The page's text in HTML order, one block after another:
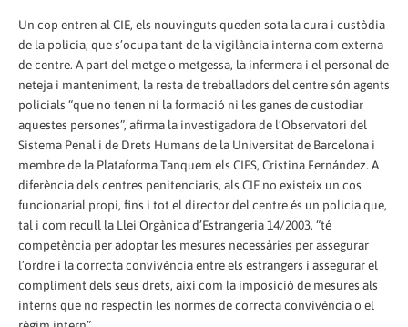
Un cop entren al CIE, els nouvinguts queden sota la cura i custòdia
de la policia, que s’ocupa tant de la vigilància interna com externa
de centre. A part del metge o metgessa, la infermera i el personal de
neteja i manteniment, la resta de treballadors del centre són agents
policials “que no tenen ni la formació ni les ganes de custodiar
aquestes persones”, afirma la investigadora de l’Observatori del
Sistema Penal i de Drets Humans de la Universitat de Barcelona i
membre de la Plataforma Tanquem els CIES, Cristina Fernández. A
diferència dels centres penitenciaris, als CIE no existeix un cos
funcionarial propi, fins i tot el director del centre és un policia que,
tal i com recull la Llei Orgànica d’Estrangeria 14/2003, “té
competència per adoptar les mesures necessàries per assegurar
l’ordre i la correcta convivència entre els estrangers i assegurar el
compliment dels seus drets, així com la imposició de mesures als
interns que no respectin les normes de correcta convivència o el